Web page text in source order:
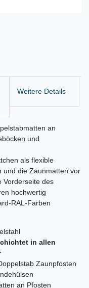
Weitere Details
an
und
als flexible
und die Zaunmatten vor
Vorderseite des
hochwertig
RAL-Farben
in allen
Zaunpfosten
an Pfosten